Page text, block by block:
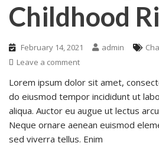
Childhood
February 14, 2021 admin
Leave a comment
Lorem ipsum dolor sit amet,
do eiusmod tempor incididunt ut
aliqua. Auctor eu augue ut lectus
Neque ornare aenean euismod
sed viverra tellus. Enim